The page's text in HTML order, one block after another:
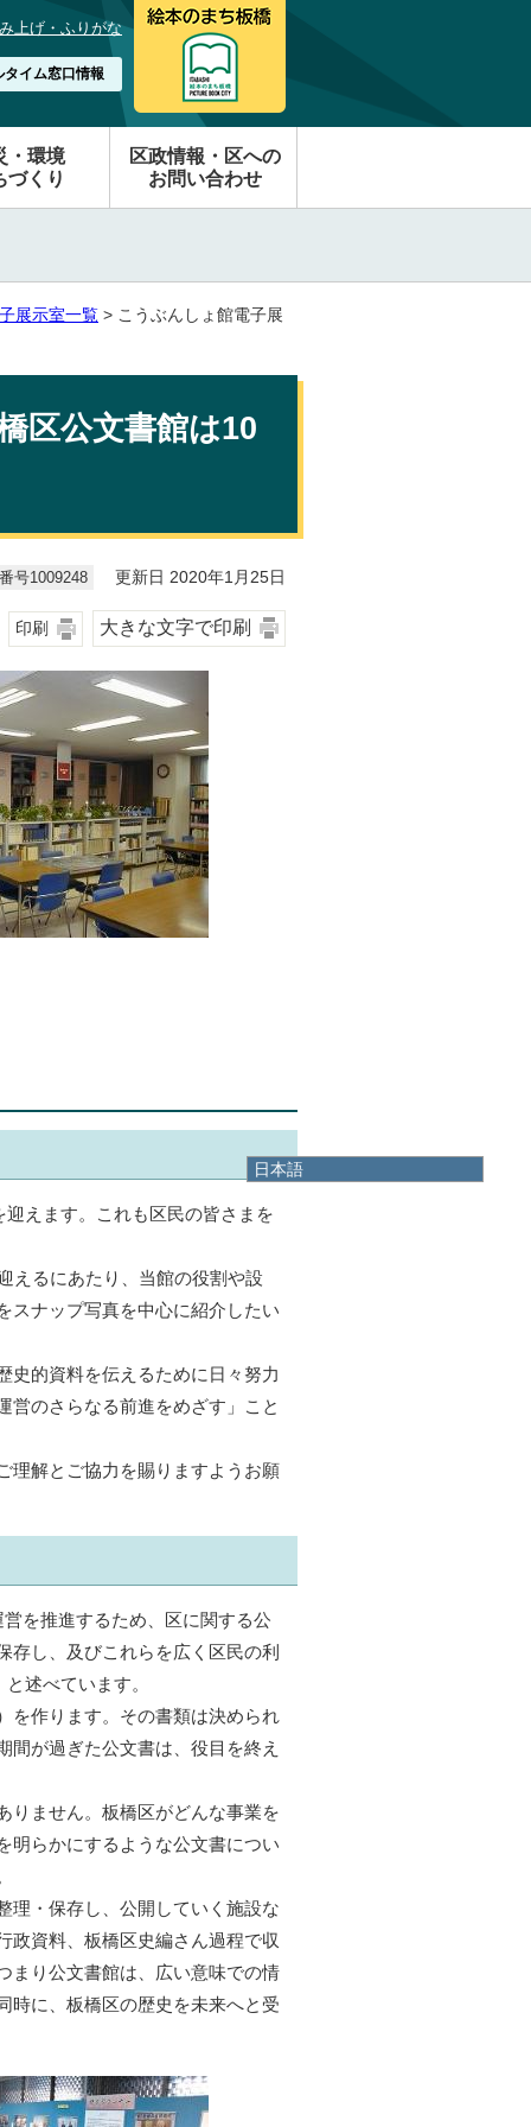
上げ・ふりがな
タイム窓口情報
日本語
English
简体中文
・環境
づくり
区政情報・区への
お問い合わせ
展示室一覧 > こうぶんしょ館電子展
区公文書館は10
号1009248 更新日 2020年1月25日
印刷 大きな文字で印刷
えます。これも区民の皆さまを
えるにあたり、当館の役割や設
スナップ写真を中心に紹介したい
史的資料を伝えるために日々努力
営のさらなる前進をめざす」こと
理解とご協力を賜りますようお願
を推進するため、区に関する公
存し、及びこれらを広く区民の利
述べています。
を作ります。その書類は決められ
が過ぎた公文書は、役目を終え
りません。板橋区がどんな事業を
明らかにするような公文書につい
理・保存し、公開していく施設な
政資料、板橋区史編さん過程で収
まり公文書館は、広い意味での情
時に、板橋区の歴史を未来へと受